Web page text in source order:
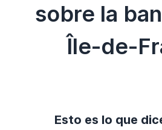
sobre la
Île-de-
Esto es lo que